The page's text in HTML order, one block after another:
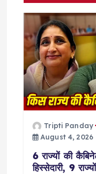
g
a
t
Tripti Panday
August 4, 2026
6 राज्यों की
हिस्सेदारी, 9